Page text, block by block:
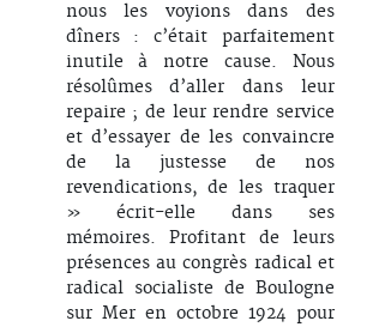
nous les voyions dans des
dîners : c’était parfaitement
inutile à notre cause. Nous
résolûmes d’aller dans leur
repaire ; de leur rendre service
et d’essayer de les convaincre
de la justesse de nos
revendications, de les traquer
» écrit-elle dans ses
mémoires. Profitant de leurs
présences au congrès radical et
radical socialiste de Boulogne
sur Mer en octobre 1924 pour